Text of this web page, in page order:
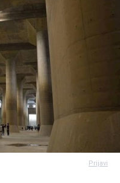
Prijavi